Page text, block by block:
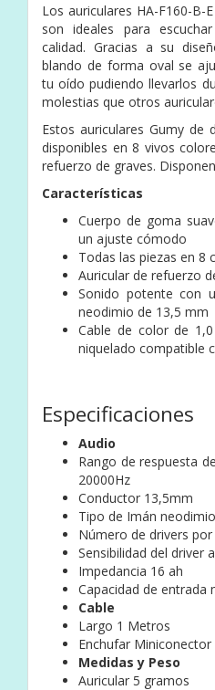
Los auriculares HA-F160-
son ideales para
calidad. Gracias a su
blando de forma oval se
tu oído pudiendo llevarlos
molestias que otros
Estos auriculares Gumy de
disponibles en 8 vivos
refuerzo de graves.
Características
Cuerpo de goma
un ajuste cómodo
Todas las piezas en 8
Auricular de refuerzo
Sonido potente con
neodimio de 13,5 mm
Cable de color de
niquelado compatible
Especificaciones
Audio
Rango de respuesta
20000Hz
Conductor 13,5mm
Tipo de Imán neodimio
Número de drivers por
Sensibilidad del driver
Impedancia 16 ah
Capacidad de entrada
Cable
Largo 1 Metros
Enchufar
Medidas y Peso
Auricular 5 gramos